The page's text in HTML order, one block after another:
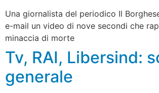
Una giornalista del periodico Il
e-mail un video di nove secondi che
minaccia di morte
Tv, RAI, Libersind:
generale